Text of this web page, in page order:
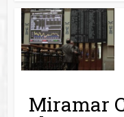
Miramar
de los